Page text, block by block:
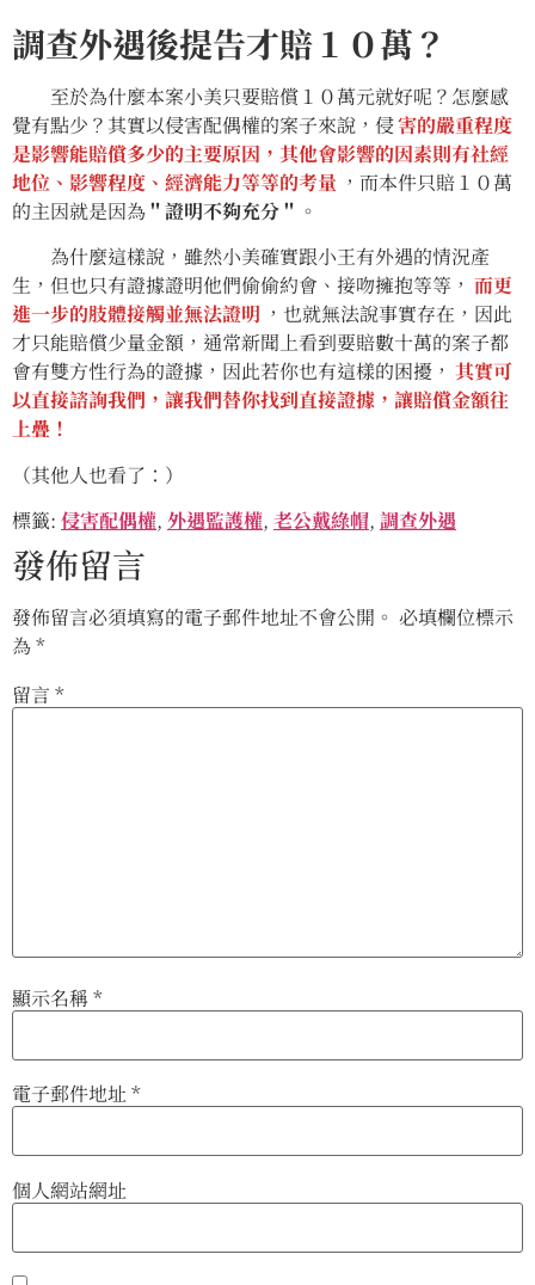
調查外遇後提告才賠１０萬？
至於為什麼本案小美只要賠償１０萬元就好呢？怎麼感
覺有點少？其實以侵害配偶權的案子來說，侵害的嚴重程度
是影響能賠償多少的主要原因，其他會影響的因素則有社經
地位、影響程度、經濟能力等等的考量 ，而本件只賠１０萬
的主因就是因為＂證明不夠充分＂ 。
為什麼這樣說，雖然小美確實跟小王有外遇的情況產
生，但也只有證據證明他們偷偷約會、接吻擁抱等等， 而更
進一步的肢體接觸並無法證明 ，也就無法說事實存在，因此
才只能賠償少量金額，通常新聞上看到要賠數十萬的案子都
會有雙方性行為的證據，因此若你也有這樣的困擾， 其實可
以直接諮詢我們，讓我們替你找到直接證據，讓賠償金額往
上疊！
（其他人也看了：）
標籤: 侵害配偶權, 外遇監護權, 老公戴綠帽, 調查外遇
發佈留言
發佈留言必須填寫的電子郵件地址不會公開。 必填欄位標示
為*
留言 *
顯示名稱*
電子郵件地址 *
個人網站網址